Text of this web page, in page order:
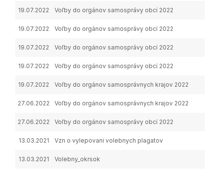
19.07.2022 Voľby do orgánov samosprávy obcí 2022
19.07.2022 Voľby do orgánov samosprávy obcí 2022
19.07.2022 Voľby do orgánov samosprávy obcí 2022
19.07.2022 Voľby do orgánov samosprávy obcí 2022
19.07.2022 Voľby do orgánov samosprávnych krajov 2022
27.06.2022 Voľby do orgánov samosprávnych krajov 2022
27.06.2022 Voľby do orgánov samosprávy obcí 2022
13.03.2021 Vzn o vylepovani volebnych plagatov
13.03.2021 Volebny_okrsok